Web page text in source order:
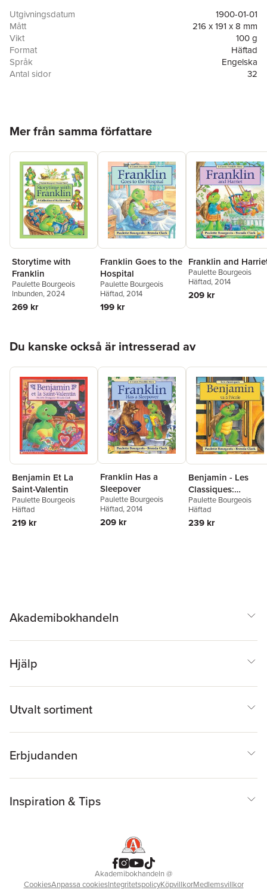
Utgivningsdatum
1900-01-01
Mått
216 x 191 x 8 mm
Vikt
100 g
Format
Häftad
Språk
Engelska
Antal sidor
32
Mer från samma författare
Storytime with
Franklin
Paulette Bourgeois
Inbunden, 2024
269 kr
Franklin Goes to the
Hospital
Paulette Bourgeois
Häftad, 2014
199 kr
Franklin and
Paulette Bourgeois
Häftad, 2014
209 kr
Du kanske också är intresserad av
Benjamin Et La
Saint-Valentin
Paulette Bourgeois
Häftad
219 kr
Franklin Has a
Sleepover
Paulette Bourgeois
Häftad, 2014
209 kr
Benjamin - Les
Classiques:
Benjamin Va ? l'?
cole
Paulette Bourgeois
Häftad
239 kr
Akademibokhandeln
Hjälp
Utvalt sortiment
Erbjudanden
Inspiration & Tips
Akademibokhandeln@
CookiesAnpassa cookiesIntegritetspolicyKöpvillkorMedlemsvillkor